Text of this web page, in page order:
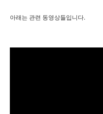
아래는 관련 동영상들입니다.